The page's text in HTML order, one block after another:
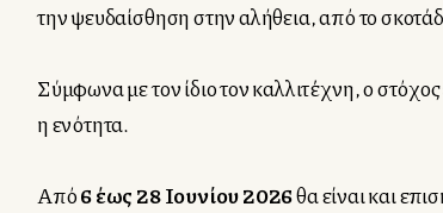
την ψευδαίσθηση στην αλήθεια, από το
Σύμφωνα με τον ίδιο τον καλλιτέχνη, ο
η ενότητα.
Από6 έως 28 Ιουνίου 2026θα είναι και